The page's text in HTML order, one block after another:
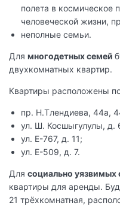
полета в космическое
человеческой жизни,
неполные семьи.
Для многодетных семей
двухкомнатных квартир.
Квартиры расположены
пр. Н.Тлендиева, 44а,
ул. Ш. Косшыгулулы, д.
ул. Е-767, д. 11;
ул. Е-509, д. 7.
Для социально уязвимых
квартиры для аренды.
21 трёхкомнатная,